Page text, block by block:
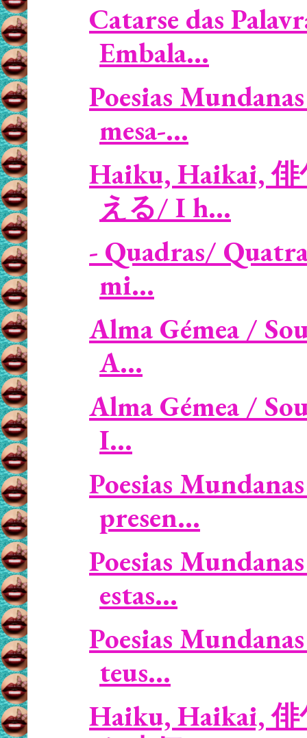
Catarse das
Embala...
Poesias
mesa-...
Haiku, Haikai, 俳
える/ I h...
- Quadras/
mi...
Alma Gémea /
A...
Alma Gémea /
I...
Poesias
presen...
Poesias
estas...
Poesias
teus...
Haiku, Haikai,